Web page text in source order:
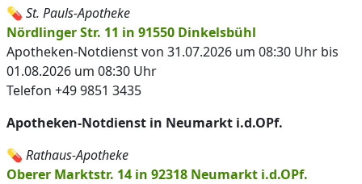
💊 St. Pauls-Apotheke
Nördlinger Str. 11 in 91550 Dinkelsbühl
Apotheken-Notdienst von 31.07.2026 um 08:30 Uhr bis
01.08.2026 um 08:30 Uhr
Telefon +49 9851 3435
Apotheken-Notdienst in Neumarkt i.d.OPf.
💊 Rathaus-Apotheke
Oberer Marktstr. 14 in 92318 Neumarkt i.d.OPf.